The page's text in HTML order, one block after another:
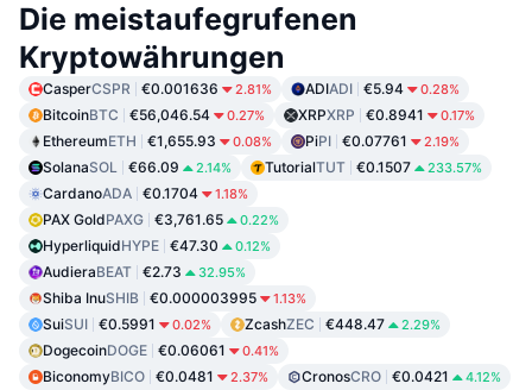
Die meistaufegrufenen
Kryptowährungen
CasperCSPR €0.001636 2.81% ADIADI €5.94 0.28%
BitcoinBTC €56,046.54 0.27% XRPXRP €0.8941 0.17%
EthereumETH €1,655.93 0.08% PiPI €0.07761 2.19%
SolanaSOL €66.09 2.14% TutorialTUT €0.1507 233.57%
CardanoADA €0.1704 1.18%
PAX GoldPAXG €3,761.65 0.22%
HyperliquidHYPE €47.30 0.12%
AudieraBEAT €2.73 32.95%
Shiba InuSHIB €0.000003995 1.13%
SuiSUI €0.5991 0.02% ZcashZEC €448.47 2.29%
DogecoinDOGE €0.06061 0.41%
BiconomyBICO €0.0481 2.37% CronosCRO €0.0421 4.12%